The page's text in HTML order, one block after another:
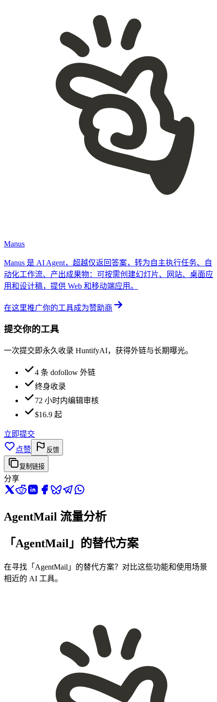
Manus
Manus 是 AI Agent，超越仅返回答案，转为自主执行任务、自
动化工作流、产出成果物：可按需创建幻灯片、网站、桌面应
用和设计稿，提供 Web 和移动端应用。
在这里推广你的工具成为赞助商
提交你的工具
一次提交即永久收录 HuntifyAI，获得外链与长期曝光。
4 条 dofollow 外链
终身收录
72 小时内编辑审核
$16.9 起
立即提交
点赞
反馈
复制链接
分享
AgentMail 流量分析
「AgentMail」的替代方案
在寻找「AgentMail」的替代方案？对比这些功能和使用场景
相近的 AI 工具。